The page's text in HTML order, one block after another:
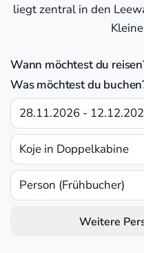
liegt zentral in den
Wann möchtest du
Was möchtest du
28.11.2026 -
Koje in Doppelkabine
Person (Frühbucher)
Weitere